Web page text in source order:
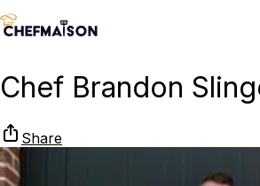
Chef Brandon
Share